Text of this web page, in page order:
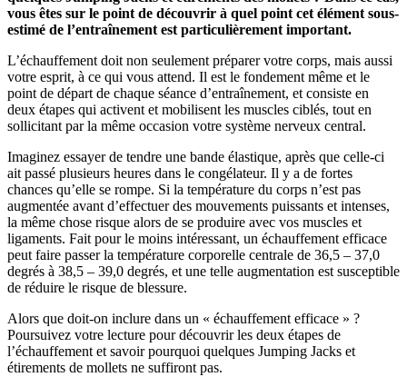
vous êtes sur le point de découvrir à quel point cet élément sous-
estimé de l’entraînement est particulièrement important.
L’échauffement doit non seulement préparer votre corps, mais aussi
votre esprit, à ce qui vous attend. Il est le fondement même et le
point de départ de chaque séance d’entraînement, et consiste en
deux étapes qui activent et mobilisent les muscles ciblés, tout en
sollicitant par la même occasion votre système nerveux central.
Imaginez essayer de tendre une bande élastique, après que celle-ci
ait passé plusieurs heures dans le congélateur. Il y a de fortes
chances qu’elle se rompe. Si la température du corps n’est pas
augmentée avant d’effectuer des mouvements puissants et intenses,
la même chose risque alors de se produire avec vos muscles et
ligaments. Fait pour le moins intéressant, un échauffement efficace
peut faire passer la température corporelle centrale de 36,5 – 37,0
degrés à 38,5 – 39,0 degrés, et une telle augmentation est susceptible
de réduire le risque de blessure.
Alors que doit-on inclure dans un « échauffement efficace » ?
Poursuivez votre lecture pour découvrir les deux étapes de
l’échauffement et savoir pourquoi quelques Jumping Jacks et
étirements de mollets ne suffiront pas.